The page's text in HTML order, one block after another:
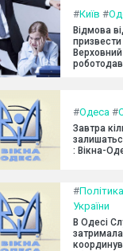
#Київ #
Відмова
#Одеса #
Завтра
: Вікна-
#Політика
України
В Одесі